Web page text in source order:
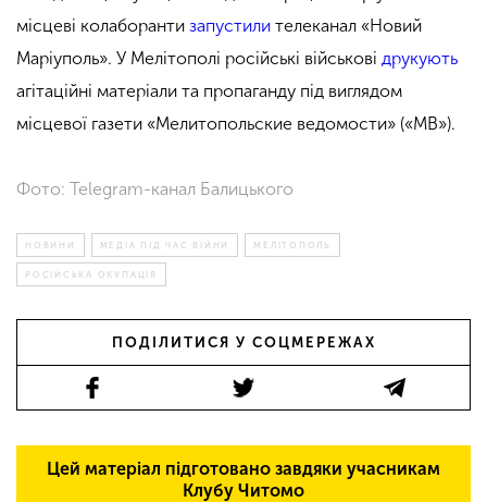
місцеві колаборанти запустили телеканал «Новий
Маріуполь». У Мелітополі російські військові друкують
агітаційні матеріали та пропаганду під виглядом
місцевої газети «Мелитопольские ведомости» («МВ»).
Фото: Telegram-канал Балицького
НОВИНИ МЕДІА ПІД ЧАС ВІЙНИ МЕЛІТОПОЛЬ
РОСІЙСЬКА ОКУПАЦІЯ
ПОДІЛИТИСЯ У СОЦМЕРЕЖАХ
Цей матеріал підготовано завдяки учасникам
Клубу Читомо